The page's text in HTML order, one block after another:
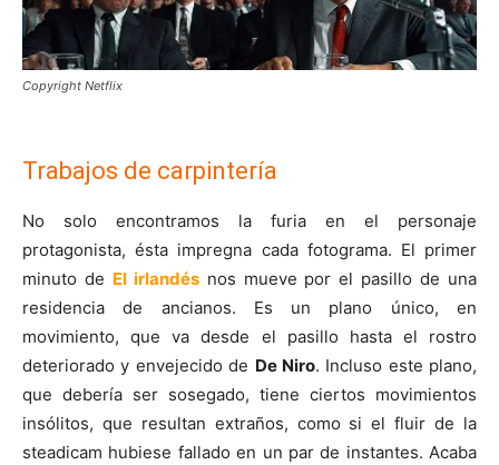
Copyright Netflix
Trabajos de carpintería
No solo encontramos la furia en el personaje
protagonista, ésta impregna cada fotograma. El primer
minuto de El irlandésnos mueve por el pasillo de una
residencia de ancianos. Es un plano único, en
movimiento, que va desde el pasillo hasta el rostro
deteriorado y envejecido de De Niro. Incluso este plano,
que debería ser sosegado, tiene ciertos movimientos
insólitos, que resultan extraños, como si el fluir de la
steadicam hubiese fallado en un par de instantes. Acaba